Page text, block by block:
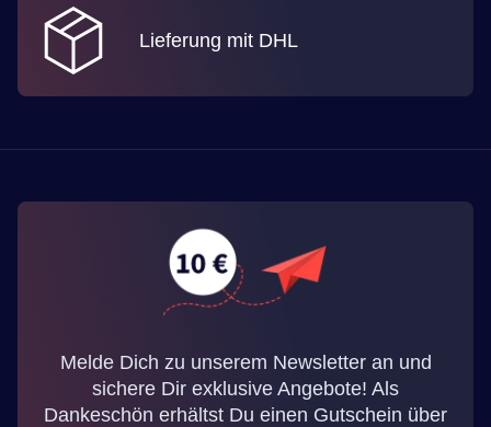
Lieferung mit DHL
Melde Dich zu unserem Newsletter an und
sichere Dir exklusive Angebote! Als
Dankeschön erhältst Du einen Gutschein über